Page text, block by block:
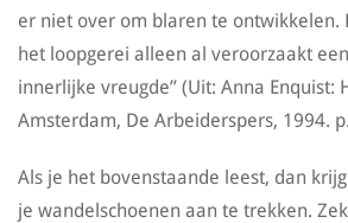
er niet over om blaren te ontwikkelen.
het loopgerei alleen al veroorzaakt
innerlijke vreugde” (Uit: Anna Enquist:
Amsterdam, De Arbeiderspers, 1994.
Als je het bovenstaande leest, dan
je wandelschoenen aan te trekken.